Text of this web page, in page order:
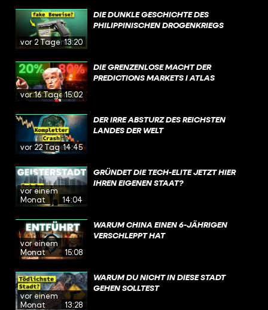
vor 2 Tagen13:20
DIE DUNKLE GESCHICHTE DES
PHILIPPINISCHEN DROGENKRIEGS
vor 16 Tagen15:02
DIE GRENZENLOSE MACHT DER
PREDICTIONS MARKETS I ATLAS
vor 22 Tagen14:45
DER IRRE ABSTURZ DES REICHSTEN
LANDES DER WELT
vor einem
Monat
14:04
GRÜNDET DIE TECH-ELITE JETZT HIER
IHREN EIGENEN STAAT?
vor einem
Monat
15:08
WARUM CHINA EINEN 6-JÄHRIGEN
VERSCHLEPPT HAT
vor einem
Monat
13:28
WARUM DU NICHT IN DIESE STADT
GEHEN SOLLTEST